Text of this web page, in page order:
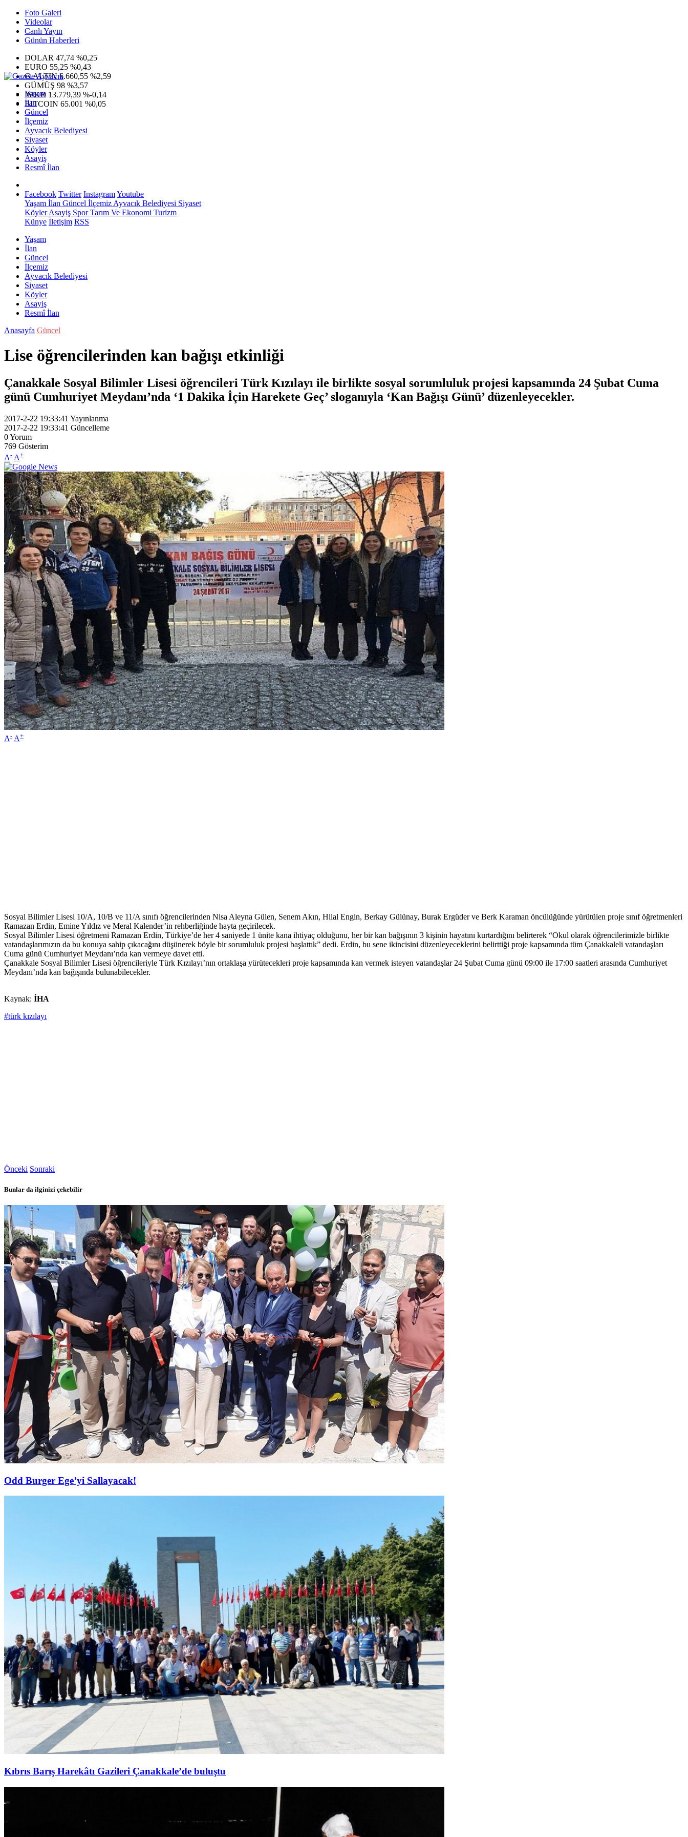
Foto Galeri
Videolar
Canlı Yayın
Günün Haberleri
DOLAR 47,74 %0,25
EURO 55,25 %0,43
G.ALTIN6.660,55 %2,59
GÜMÜŞ 98 %3,57
IMKB 13.779,39 %-0,14
BITCOIN 65.001 %0,05
Yaşam
İlan
Güncel
İlçemiz
Ayvacık Belediyesi
Siyaset
Köyler
Asayiş
Resmî İlan
Facebook Twitter InstagramYoutube
Yaşam İlan Güncel İlçemiz Ayvacık Belediyesi Siyaset
KöylerAsayiş SporTarım Ve Ekonomi Turizm
Künye İletişim RSS
Yaşam
İlan
Güncel
İlçemiz
Ayvacık Belediyesi
Siyaset
Köyler
Asayiş
Resmî İlan
Anasayfa Güncel
Lise öğrencilerinden kan bağışı etkinliği
Çanakkale Sosyal Bilimler Lisesi öğrencileri Türk Kızılayı ile birlikte sosyal sorumluluk projesi kapsamında 24 Şubat Cuma
günü Cumhuriyet Meydanı’nda ‘1 Dakika İçin Harekete Geç’ sloganıyla ‘Kan Bağışı Günü’ düzenleyecekler.
2017-2-22 19:33:41 Yayınlanma
2017-2-22 19:33:41 Güncelleme
0Yorum
769 Gösterim
A- A+
A- A+
Sosyal Bilimler Lisesi 10/A, 10/B ve 11/A sınıfı öğrencilerinden Nisa Aleyna Gülen, Senem Akın, Hilal Engin, Berkay Gülünay, Burak Ergüder ve Berk Karaman öncülüğünde yürütülen proje sınıf öğretmenleri
Ramazan Erdin, Emine Yıldız ve Meral Kalender’in rehberliğinde hayta geçirilecek.
Sosyal Bilimler Lisesi öğretmeni Ramazan Erdin, Türkiye’de her 4 saniyede 1 ünite kana ihtiyaç olduğunu, her bir kan bağışının 3 kişinin hayatını kurtardığını belirterek “Okul olarak öğrencilerimizle birlikte
vatandaşlarımızın da bu konuya sahip çıkacağını düşünerek böyle bir sorumluluk projesi başlattık” dedi. Erdin, bu sene ikincisini düzenleyeceklerini belirttiği proje kapsamında tüm Çanakkaleli vatandaşları
Cuma günü Cumhuriyet Meydanı’nda kan vermeye davet etti.
Çanakkale Sosyal Bilimler Lisesi öğrencileriyle Türk Kızılayı’nın ortaklaşa yürütecekleri proje kapsamında kan vermek isteyen vatandaşlar 24 Şubat Cuma günü 09:00 ile 17:00 saatleri arasında Cumhuriyet
Meydanı’nda kan bağışında bulunabilecekler.
Kaynak: İHA
#türk kızılayı
Önceki Sonraki
Bunlar da ilginizi çekebilir
Odd Burger Ege’yi Sallayacak!
Kıbrıs Barış Harekâtı Gazileri Çanakkale’de buluştu